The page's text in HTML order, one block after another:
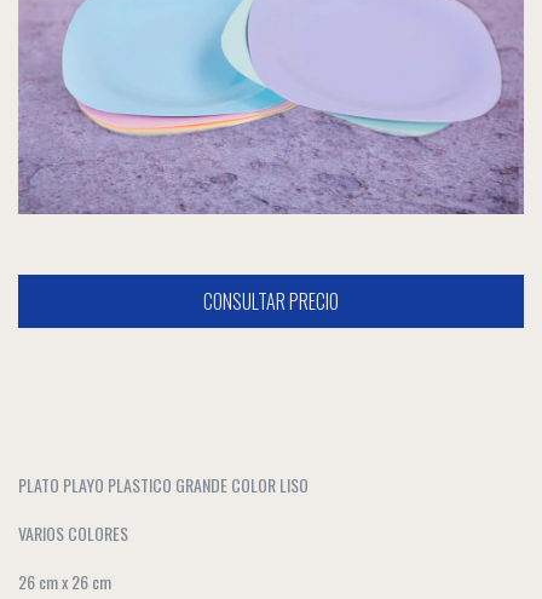
PLATO PLAYO PLASTICO GRANDE COLOR LISO
VARIOS COLORES
26 cm x 26 cm